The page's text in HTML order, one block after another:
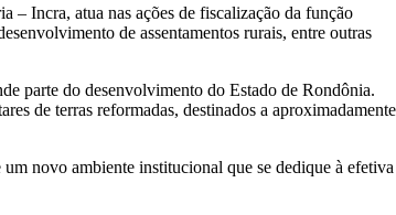
Incra, atua nas ações de fiscalização da função
de assentamentos rurais, entre outras
parte do desenvolvimento do Estado de Rondônia.
de terras reformadas, destinados a aproximadamente
novo ambiente institucional que se dedique à efetiva